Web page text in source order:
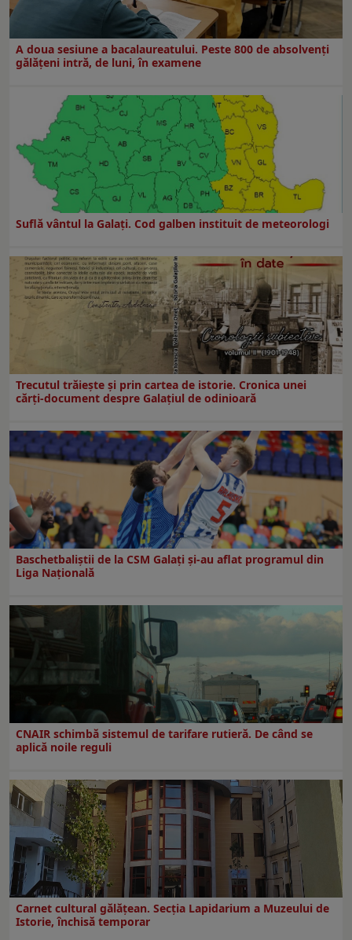
A doua sesiune a bacalaureatului. Peste 800 de absolvenţi
gălăţeni intră, de luni, în examene
Suflă vântul la Galaţi. Cod galben instituit de meteorologi
Trecutul trăiește și prin cartea de istorie. Cronica unei
cărți-document despre Galațiul de odinioară
Baschetbaliștii de la CSM Galați și-au aflat programul din
Liga Națională
CNAIR schimbă sistemul de tarifare rutieră. De când se
aplică noile reguli
Carnet cultural gălăţean. Secţia Lapidarium a Muzeului de
Istorie, închisă temporar